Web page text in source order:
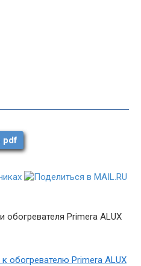
pdf
обогревателя Primera ALUX
обогревателю Primera ALUX